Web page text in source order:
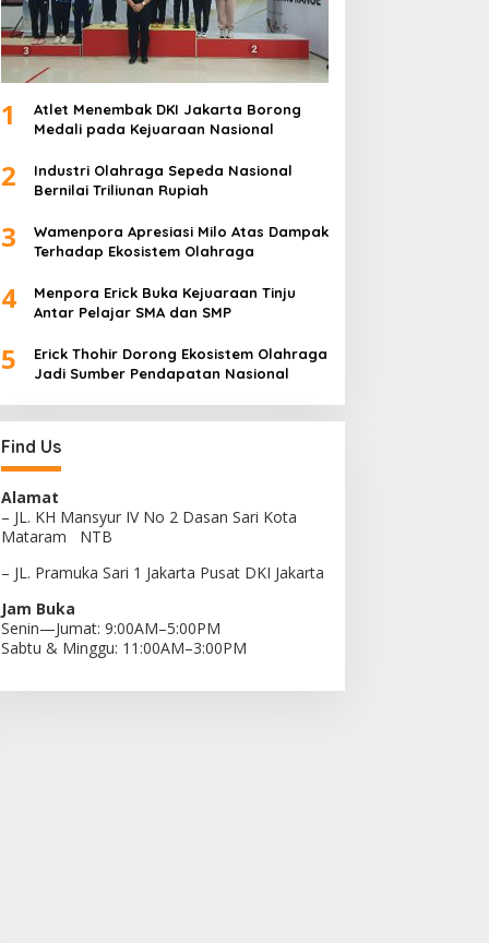
1
Atlet Menembak DKI Jakarta Borong
Medali pada Kejuaraan Nasional
2
Industri Olahraga Sepeda Nasional
Bernilai Triliunan Rupiah
3
Wamenpora Apresiasi Milo Atas Dampak
Terhadap Ekosistem Olahraga
4
Menpora Erick Buka Kejuaraan Tinju
Antar Pelajar SMA dan SMP
5
Erick Thohir Dorong Ekosistem Olahraga
Jadi Sumber Pendapatan Nasional
Find Us
Alamat
– JL. KH Mansyur IV No 2 Dasan Sari Kota
Mataram NTB
– JL. Pramuka Sari 1 Jakarta Pusat DKI Jakarta
Jam Buka
Senin—Jumat: 9:00AM–5:00PM
Sabtu & Minggu: 11:00AM–3:00PM